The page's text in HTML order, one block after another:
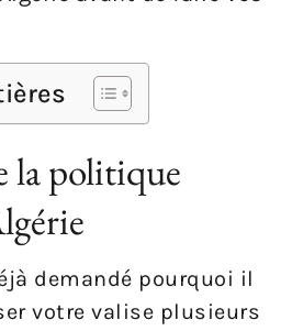
la politique
demandé pourquoi il
votre valise plusieurs